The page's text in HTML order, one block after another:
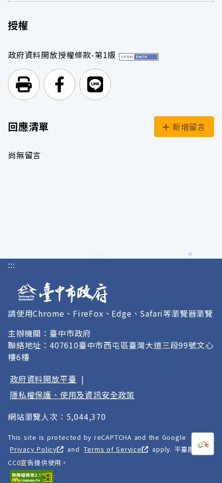
授權
政府資料開放授權條款-第1版
列印頁面前往Facebook
前往Line
回應清單 新增留言
尚無留言
打開
:::
請使用Chrome、FireFox、Edge、Safari等瀏覽器瀏覽
主辦機關：臺中市政府
聯絡地址：407610臺中市西屯區臺灣大道三段99號文心
樓6樓
政府資料開放平臺 |
隱私權保護、使用及資訊安全政策
網站瀏覽人次：5,044,370
This site is protected by reCAPTCHA and the Google
Privacy Policy
and Terms of Service
apply. 平臺圖像以
CC0宣告提供使用。